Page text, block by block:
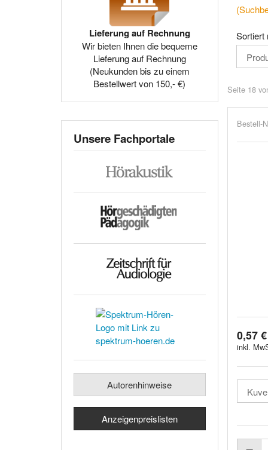
Sortiert
Seite 18
Bestell-
0,57 €
inkl.
Lieferung auf Rechnung
Wir bieten Ihnen die bequeme
Lieferung auf Rechnung
(Neukunden bis zu einem
Bestellwert von 150,- €)
Unsere Fachportale
Autorenhinweise
Anzeigenpreislisten